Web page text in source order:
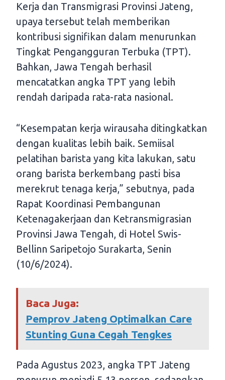
Kerja dan Transmigrasi Provinsi Jateng,
upaya tersebut telah memberikan
kontribusi signifikan dalam menurunkan
Tingkat Pengangguran Terbuka (TPT).
Bahkan, Jawa Tengah berhasil
mencatatkan angka TPT yang lebih
rendah daripada rata-rata nasional.
“Kesempatan kerja wirausaha ditingkatkan
dengan kualitas lebih baik. Semiisal
pelatihan barista yang kita lakukan, satu
orang barista berkembang pasti bisa
merekrut tenaga kerja,” sebutnya, pada
Rapat Koordinasi Pembangunan
Ketenagakerjaan dan Ketransmigrasian
Provinsi Jawa Tengah, di Hotel Swis-
Bellinn Saripetojo Surakarta, Senin
(10/6/2024).
Baca Juga:
Pemprov Jateng Optimalkan Care
Stunting Guna Cegah Tengkes
Pada Agustus 2023, angka TPT Jateng